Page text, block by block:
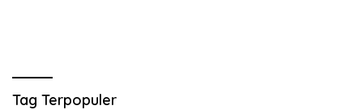
Tag Terpopuler